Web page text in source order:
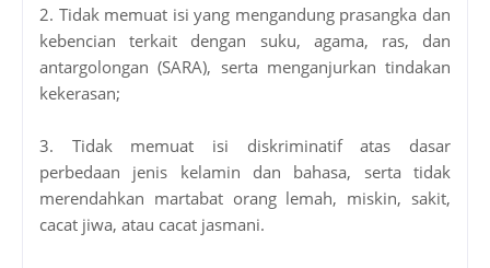
2. Tidak memuat isi yang mengandung prasangka dan
kebencian terkait dengan suku, agama, ras, dan
antargolongan (SARA), serta menganjurkan tindakan
kekerasan;
3. Tidak memuat isi diskriminatif atas dasar
perbedaan jenis kelamin dan bahasa, serta tidak
merendahkan martabat orang lemah, miskin, sakit,
cacat jiwa, atau cacat jasmani.